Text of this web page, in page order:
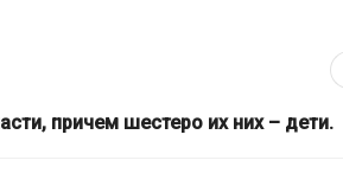
причем шестеро их них – дети.